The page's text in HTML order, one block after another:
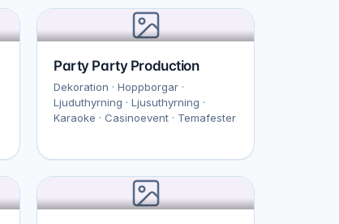
Party Party Production
Dekoration · Hoppborgar ·
Ljuduthyrning · Ljusuthyrning ·
Karaoke · Casinoevent · Temafester